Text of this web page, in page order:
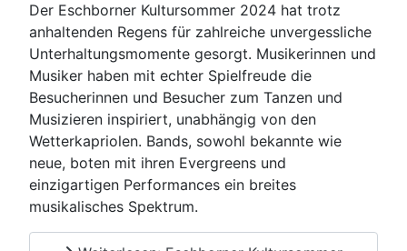
Der Eschborner Kultursommer 2024 hat trotz
anhaltenden Regens für zahlreiche unvergessliche
Unterhaltungsmomente gesorgt. Musikerinnen und
Musiker haben mit echter Spielfreude die
Besucherinnen und Besucher zum Tanzen und
Musizieren inspiriert, unabhängig von den
Wetterkapriolen. Bands, sowohl bekannte wie
neue, boten mit ihren Evergreens und
einzigartigen Performances ein breites
musikalisches Spektrum.